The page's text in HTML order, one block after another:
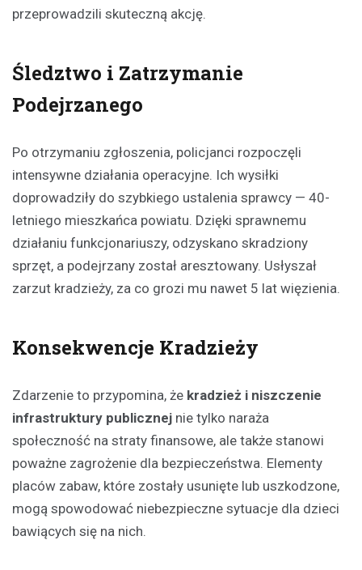
przeprowadzili skuteczną akcję.
Śledztwo i Zatrzymanie
Podejrzanego
Po otrzymaniu zgłoszenia, policjanci rozpoczęli
intensywne działania operacyjne. Ich wysiłki
doprowadziły do szybkiego ustalenia sprawcy — 40-
letniego mieszkańca powiatu. Dzięki sprawnemu
działaniu funkcjonariuszy, odzyskano skradziony
sprzęt, a podejrzany został aresztowany. Usłyszał
zarzut kradzieży, za co grozi mu nawet 5 lat więzienia.
Konsekwencje Kradzieży
Zdarzenie to przypomina, że kradzież i niszczenie
infrastruktury publicznej nie tylko naraża
społeczność na straty finansowe, ale także stanowi
poważne zagrożenie dla bezpieczeństwa. Elementy
placów zabaw, które zostały usunięte lub uszkodzone,
mogą spowodować niebezpieczne sytuacje dla dzieci
bawiących się na nich.